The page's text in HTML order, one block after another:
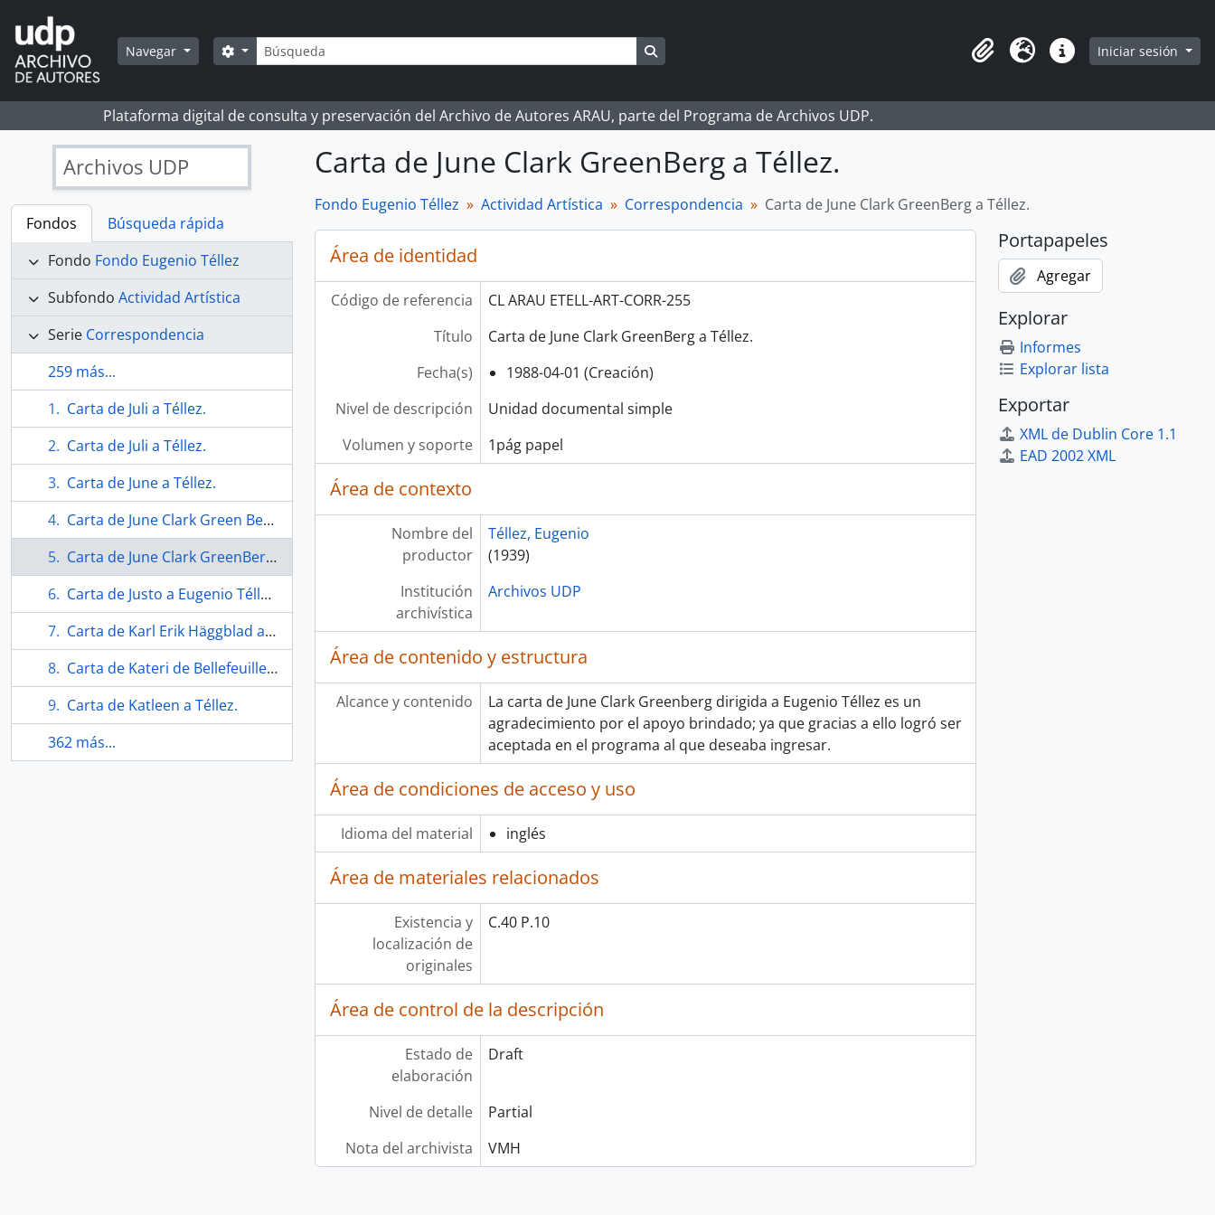
Skip to main content
Navegar Búsqueda
Search options
Portapapeles
Idioma Enlaces rápidos
Iniciar sesión
Plataforma digital de consulta y preservación del Archivo de Autores ARAU, parte del Programa de Archivos UDP.
Archivos UDP
Fondos
Búsqueda rápida
Fondo Fondo Eugenio Téllez
Subfondo Actividad Artística
Serie Correspondencia
259 más...
Carta de Juli a Téllez.
Carta de Juli a Téllez.
Carta de June a Téllez.
Carta de June Clark Green Berg para Téllez.
Carta de June Clark GreenBerg a Téllez.
Carta de Justo a Eugenio Téllez.
Carta de Karl Erik Häggblad a Téllez.
Carta de Kateri de Bellefeuille a Beatriz Valdebenito.
Carta de Katleen a Téllez.
362 más...
Carta de June Clark GreenBerg a Téllez.
Fondo Eugenio Téllez Actividad Artística Correspondencia Carta de June Clark GreenBerg a Téllez.
Área de identidad
Código de referencia
CL ARAU ETELL-ART-CORR-255
Título
Carta de June Clark GreenBerg a Téllez.
Fecha(s)
1988-04-01 (Creación)
Nivel de descripción
Unidad documental simple
Volumen y soporte
1pág papel
Área de contexto
Nombre del
productor
Téllez, Eugenio
(1939)
Institución
archivística
Archivos UDP
Área de contenido y estructura
Alcance y contenido
La carta de June Clark Greenberg dirigida a Eugenio Téllez es un
agradecimiento por el apoyo brindado; ya que gracias a ello logró ser
aceptada en el programa al que deseaba ingresar.
Área de condiciones de acceso y uso
Idioma del material inglés
Área de materiales relacionados
Existencia y
localización de
originales
C.40 P.10
Área de control de la descripción
Estado de
elaboración
Draft
Nivel de detalle
Partial
Nota del archivista
VMH
Portapapeles
Agregar
Explorar
Informes
Explorar lista
Exportar
XML de Dublin Core 1.1
EAD 2002 XML